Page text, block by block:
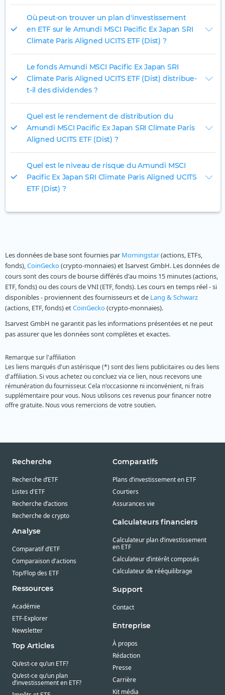
Où peut-on trouver un plan d'investissement
en ETF sur le Amundi MSCI Pacific Ex Japan SRI
Climate Paris Aligned UCITS ETF (Dist) ?
Le fonds Amundi MSCI Pacific Ex Japan SRI
Climate Paris Aligned UCITS ETF (Dist) distribue-
t-il des dividendes ?
Quel est le rendement de distribution du
Amundi MSCI Pacific Ex Japan SRI Climate Paris
Aligned UCITS ETF (Dist) ?
Quel est le niveau de risque du Amundi MSCI
Pacific Ex Japan SRI Climate Paris Aligned UCITS
ETF (Dist) ?
Les données de base sont fournies par Morningstar(actions, ETFs,
fonds),CoinGecko(crypto-monnaies) et Isarvest GmbH. Les données de
cours sont des cours de bourse différés d'au moins 15 minutes (actions,
ETF, fonds) ou des cours de VNI (ETF, fonds). Les cours en temps réel - si
disponibles - proviennent des fournisseurs et de Lang & Schwarz
(actions, ETF, fonds) etCoinGecko(crypto-monnaies).
Isarvest GmbH ne garantit pas les informations présentées et ne peut
pas assurer que les données sont complètes et exactes.
Remarque sur l'affiliation
Les liens marqués d'un astérisque (*) sont des liens publicitaires ou des liens
d'affiliation. Si vous achetez ou concluez via ce lien, nous recevons une
rémunération du fournisseur. Cela n'occasionne ni inconvénient, ni frais
supplémentaire pour vous. Nous utilisons ces revenus pour financer notre
offre gratuite. Nous vous remercions de votre soutien.
Recherche
Recherche d’ETF
Listes d'ETF
Recherche d’actions
Recherche de crypto
Analyse
Comparatif d’ETF
Comparaison d'actions
Top/Flop des ETF
Ressources
Académie
ETF-Explorer
Newsletter
Top Articles
Qu’est-ce qu’un ETF?
Qu’est-ce qu’un plan
d’investissement en ETF?
Comparatifs
Plans d’investissement en ETF
Courtiers
Assurances vie
Calculateurs financiers
Calculateur plan d’investissement
en ETF
Calculateur d’intérêt composés
Calculateur de rééquilibrage
Support
Contact
Entreprise
À propos
Rédaction
Presse
Carrière
Kit média